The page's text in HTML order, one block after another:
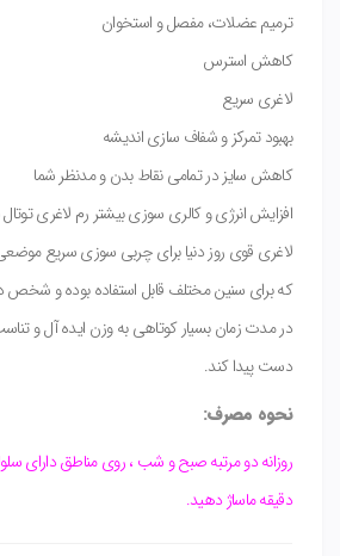
ترمیم عضلات، مفصل و استخوان
کاهش استرس
لاغری سریع
بهبود تمرکز و شفاف سازی اندیشه
کاهش سایز در تمامی نقاط بدن و مدنظر شما
افزایش انرژی و کالری سوزی بیشتر رم لاغری
لاغری قوی روز دنیا برای چربی سوزی سریع
که برای سنین مختلف قابل استفاده بوده و شخص
در مدت زمان بسیار کوتاهی به وزن ایده آل و
دست پیدا کند.
نحوه مصرف:
دقیقه ماساژ دهید.